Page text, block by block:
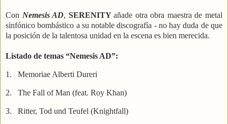
Con Nemesis AD, SERENITYañade otra obra maestra de metal
sinfónico bombástico a su notable discografía - no hay duda de que
la posición de la talentosa unidad en la escena es bien merecida.
Listado de temas “Nemesis AD”:
1. Memoriae Alberti Dureri
2. The Fall of Man (feat. Roy Khan)
3. Ritter, Tod und Teufel (Knightfall)